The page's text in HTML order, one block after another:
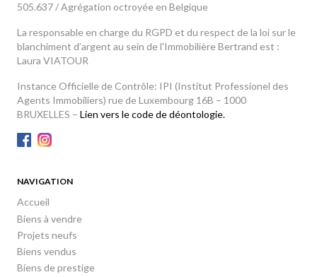
505.637 / Agrégation octroyée en Belgique
La responsable en charge du RGPD et du respect de la loi sur le
blanchiment d’argent au sein de l'Immobilière Bertrand est :
Laura VIATOUR
Instance Officielle de Contrôle: IPI (Institut Professionel des
Agents Immobiliers) rue de Luxembourg 16B – 1000
BRUXELLES – Lien vers le code de déontologie.
NAVIGATION
Accueil
Biens à vendre
Projets neufs
Biens vendus
Biens de prestige